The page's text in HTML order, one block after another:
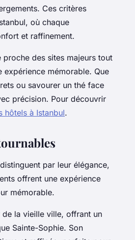
Ces critères
où chaque
et raffinement.
proche des sites majeurs tout
expérience mémorable. Que
ou savourer un thé face
précision. Pour découvrir
hôtels à Istanbul.
par leur élégance,
offrent une expérience
mémorable.
de la vieille ville, offrant un
Sainte-Sophie. Son